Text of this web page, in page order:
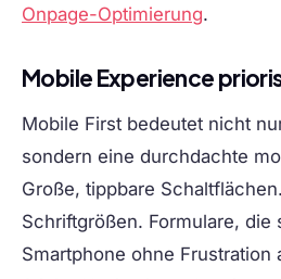
Onpage-Optimierung.
Mobile Experience
Mobile First bedeutet nicht
sondern eine durchdachte
Große, tippbare
Schriftgrößen. Formulare, die
Smartphone ohne Frustration